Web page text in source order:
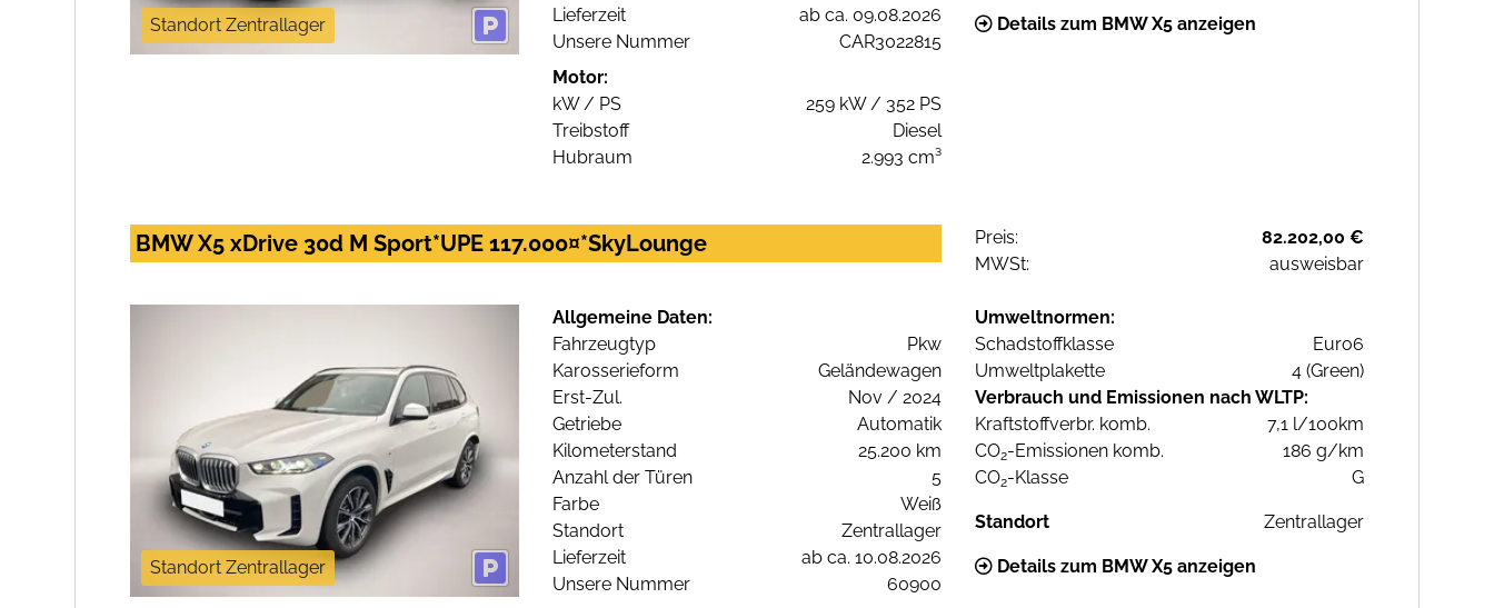
Standort Zentrallager
Lieferzeit
ab ca. 09.08.2026
Unsere Nummer
CAR3022815
Motor:
kW / PS
259 kW / 352 PS
Treibstoff
Diesel
Hubraum
2.993 cm³
Details zum BMW X5 anzeigen
BMW X5 xDrive 30d M Sport*UPE 117.000¤*SkyLounge Preis:
82.202,00 €
MWSt:
ausweisbar
Standort Zentrallager
Allgemeine Daten:
Fahrzeugtyp
Pkw
Karosserieform
Geländewagen
Erst-Zul.
Nov / 2024
Getriebe
Automatik
Kilometerstand
25.200 km
Anzahl der Türen
5
Farbe
Weiß
Standort
Zentrallager
Lieferzeit
ab ca. 10.08.2026
Unsere Nummer
60900
Umweltnormen:
Schadstoffklasse
Euro6
Umweltplakette
4 (Green)
Verbrauch und Emissionen nach WLTP:
Kraftstoffverbr. komb.
7,1 l/100km
CO2-Emissionen komb.
186 g/km
CO2-Klasse G
Standort Zentrallager
Details zum BMW X5 anzeigen